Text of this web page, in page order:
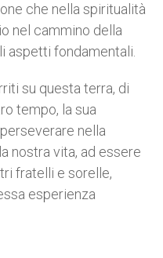
che nella spiritualità
nel cammino della
aspetti fondamentali.
su questa terra, di
tempo, la sua
nella
nostra vita, ad essere
fratelli e sorelle,
esperienza